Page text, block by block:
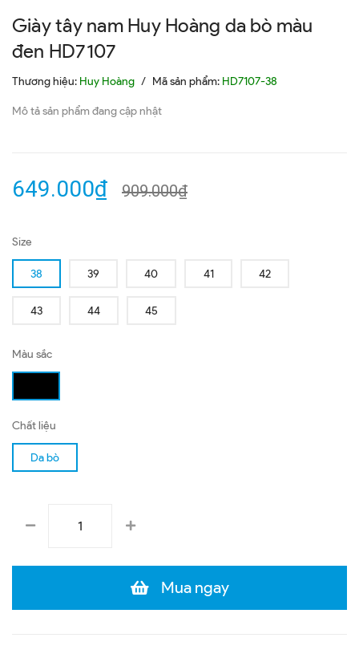
Giày tây nam Huy Hoàng da bò màu
đen HD7107
Thương hiệu: Huy Hoàng / Mã sản phẩm: HD7107-38
Mô tả sản phẩm đang cập nhật
649.000₫ 909.000₫
Size
38 39 40 41 42
43 44 45
Màu sắc
Chất liệu
Da bò
Mua ngay